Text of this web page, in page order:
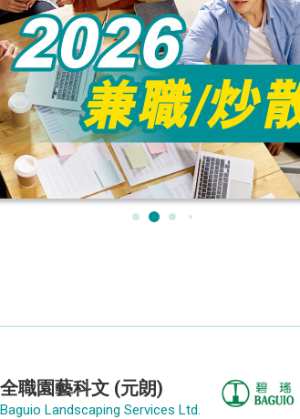
全職園藝科文 (元朗)
Baguio Landscaping Services Ltd.